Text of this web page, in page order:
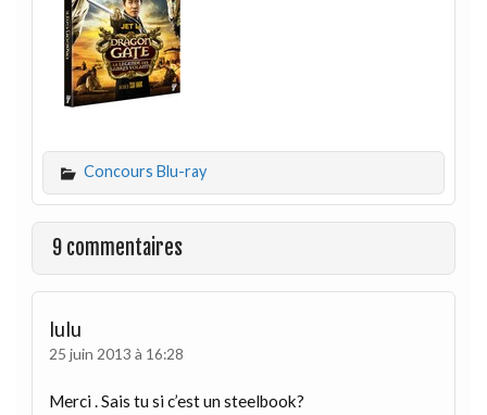
Concours Blu-ray
9 commentaires
lulu
25 juin 2013 à 16:28
Merci . Sais tu si c’est un steelbook?